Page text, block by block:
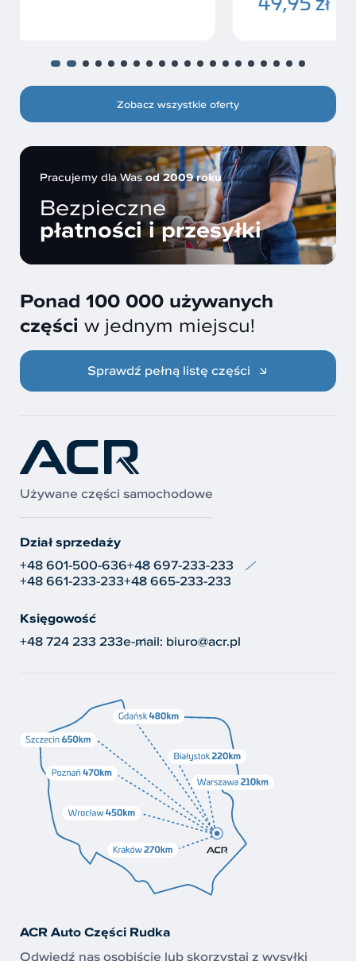
Zobacz wszystkie oferty
Pracujemy dla Wasod 2009 roku
Bezpieczne
płatności i przesyłki
Ponad 100 000 używanych
części w jednym miejscu!
Sprawdź pełną listę części
Używane części samochodowe
Dział sprzedaży
+48 601-500-636+48 697-233-233
+48 661-233-233+48 665-233-233
Księgowość
+48 724 233 233e-mail: biuro@acr.pl
ACR Auto Części Rudka
Odwiedź nas osobiście lub skorzystaj z wysyłki